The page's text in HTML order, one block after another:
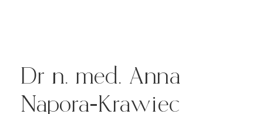
Dr n. med. Anna
Napora-Krawiec